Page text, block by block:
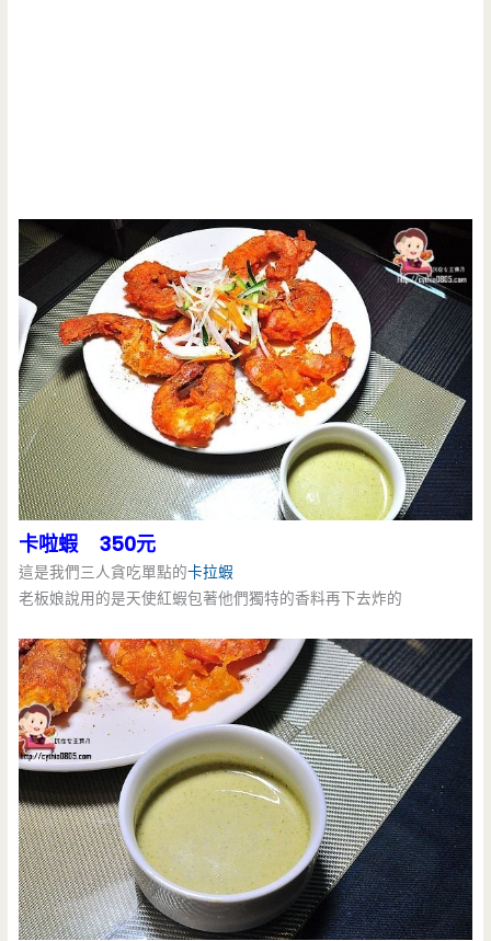
卡啦蝦 350元
這是我們三人貪吃單點的卡拉蝦
老板娘說用的是天使紅蝦包著他們獨特的香料再下去炸的